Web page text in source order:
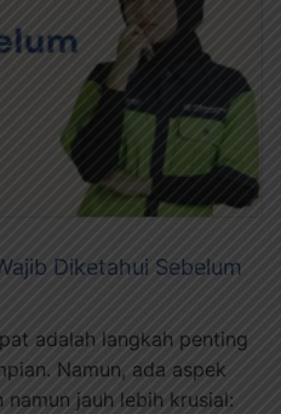
Diketahui Sebelum
adalah langkah penting
Namun, ada aspek
jauh lebih krusial: